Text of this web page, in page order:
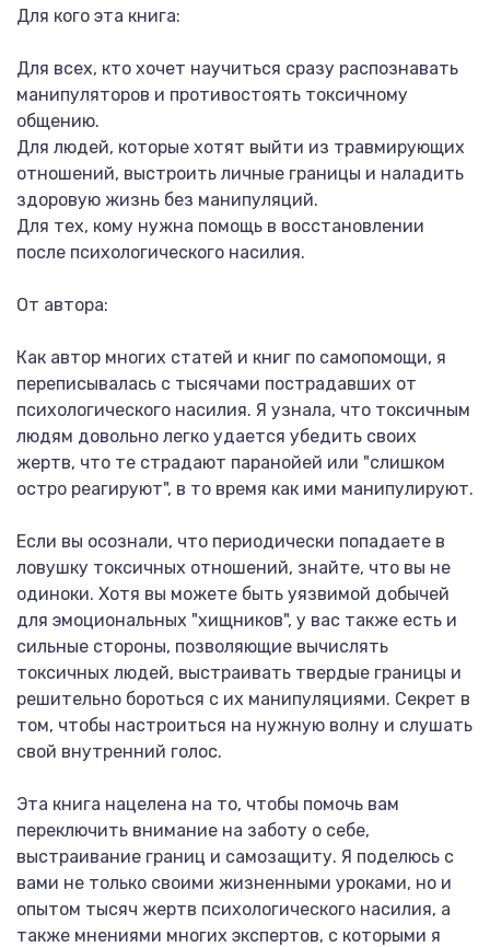
Для кого эта книга:
Для всех, кто хочет научиться сразу распознавать
манипуляторов и противостоять токсичному
общению.
Для людей, которые хотят выйти из травмирующих
отношений, выстроить личные границы и наладить
здоровую жизнь без манипуляций.
Для тех, кому нужна помощь в восстановлении
после психологического насилия.
От автора:
Как автор многих статей и книг по самопомощи, я
переписывалась с тысячами пострадавших от
психологического насилия. Я узнала, что токсичным
людям довольно легко удается убедить своих
жертв, что те страдают паранойей или "слишком
остро реагируют", в то время как ими манипулируют.
Если вы осознали, что периодически попадаете в
ловушку токсичных отношений, знайте, что вы не
одиноки. Хотя вы можете быть уязвимой добычей
для эмоциональных "хищников", у вас также есть и
сильные стороны, позволяющие вычислять
токсичных людей, выстраивать твердые границы и
решительно бороться с их манипуляциями. Секрет в
том, чтобы настроиться на нужную волну и слушать
свой внутренний голос.
Эта книга нацелена на то, чтобы помочь вам
переключить внимание на заботу о себе,
выстраивание границ и самозащиту. Я поделюсь с
вами не только своими жизненными уроками, но и
опытом тысяч жертв психологического насилия, а
также мнениями многих экспертов, с которыми я